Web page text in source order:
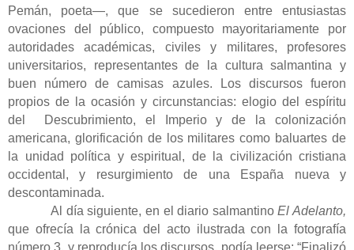
Pemán, poeta—, que se sucedieron entre entusiastas
ovaciones del público, compuesto mayoritariamente por
autoridades académicas, civiles y militares, profesores
universitarios, representantes de la cultura salmantina y
buen número de camisas azules. Los discursos fueron
propios de la ocasión y circunstancias: elogio del espíritu
del
Descubrimiento, el Imperio y de la colonización
americana, glorificación de los militares como baluartes de
la unidad política y espiritual, de la civilización cristiana
occidental, y resurgimiento de una España nueva y
descontaminada.
Al día siguiente, en el diario salmantinoEl Adelanto,
que ofrecía la crónica del acto ilustrada con la fotografía
número 3, y reproducía los discursos, podía leerse: “Finalizó